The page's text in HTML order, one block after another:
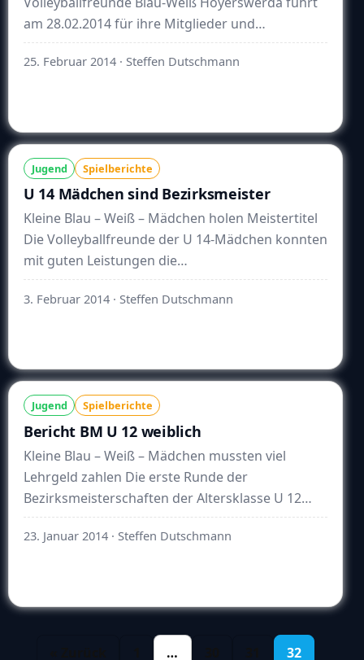
am 28.02.2014 für ihre Mitglieder und
Interessierte (10-14 Jahre), die nicht im Verein
organisiert sind, einen Jugendtrainingstag …
25. Februar 2014 · Steffen Dutschmann
Jugend Spielberichte
U 14 Mädchen sind Bezirksmeister
Kleine Blau – Weiß – Mädchen holen Meistertitel
Die Volleyballfreunde der U 14-Mädchen konnten
mit guten Leistungen die
Bezirksmeistermeisterschaften in eigener Halle
für sich entscheiden und rechtfertigten damit …
3. Februar 2014 · Steffen Dutschmann
Jugend Spielberichte
Bericht BM U 12 weiblich
Kleine Blau – Weiß – Mädchen mussten viel
Lehrgeld zahlen Die erste Runde der
Bezirksmeisterschaften der Altersklasse U 12
weiblich in Weißwasser war für die Mädchen der
VF …
23. Januar 2014 · Steffen Dutschmann
… 32